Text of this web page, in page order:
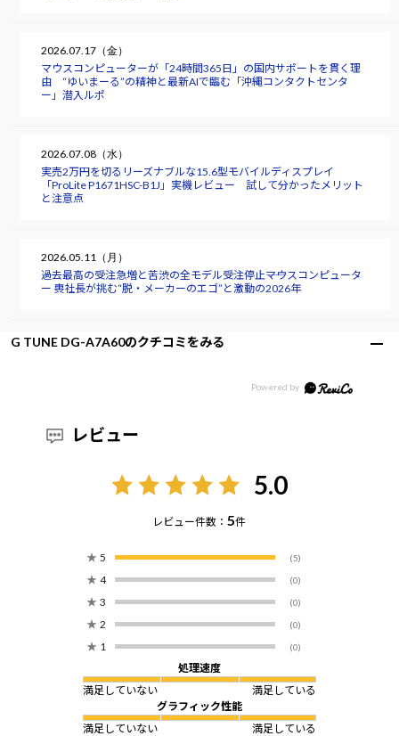
2026.07.17（金）
マウスコンピューターが「24時間365日」の国内サポートを貫く理
由 “ゆいまーる”の精神と最新AIで臨む「沖縄コンタクトセンタ
ー」潜入ルポ
2026.07.08（水）
実売2万円を切るリーズナブルな15.6型モバイルディスプレイ
「ProLite P1671HSC-B1J」実機レビュー 試して分かったメリット
と注意点
2026.05.11（月）
過去最高の受注急増と苦渋の全モデル受注停止――マウスコンピュータ
ー 軣社長が挑む“脱・メーカーのエゴ”と激動の2026年
G TUNE DG-A7A60のクチコミをみる
レビュー
5.0
レビュー件数：5件
★ 5 (5)
★ 4 (0)
★ 3 (0)
★ 2 (0)
★ 1 (0)
処理速度
満足していない
満足している
グラフィック性能
満足していない
満足している